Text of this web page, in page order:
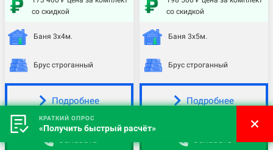
со скидкой
Баня 3х4м.
Брус строганный
Подробнее
Заказать
со скидкой
Баня 3х5м.
Брус строганный
Подробнее
Заказать
КРАТКИЙ ОПРОС
«Получить быстрый расчёт»